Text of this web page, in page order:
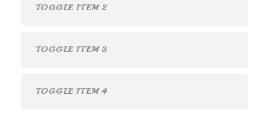
TOGGLE ITEM 2
TOGGLE ITEM 3
TOGGLE ITEM 4